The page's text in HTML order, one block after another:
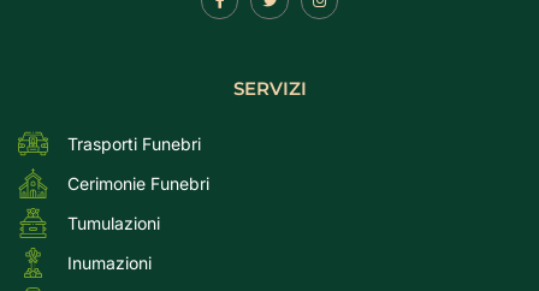
SERVIZI
Trasporti Funebri
Cerimonie Funebri
Tumulazioni
Inumazioni